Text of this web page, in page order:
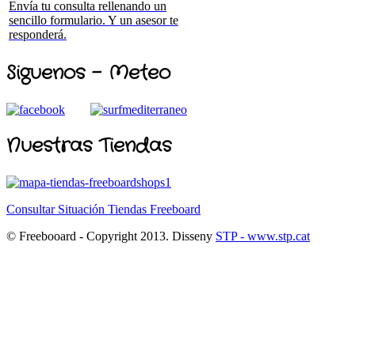
Envía tu consulta rellenando un
sencillo formulario. Y un asesor te
responderá.
Siguenos - Meteo
Nuestras Tiendas
Consultar Situación Tiendas Freeboard
© Freebooard - Copyright 2013. Disseny STP - www.stp.cat